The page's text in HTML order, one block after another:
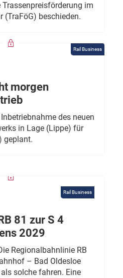
Trassenpreisförderung im
(TraFöG) beschieden.
Rail Business
morgen
des neuen
in Lage (Lippe) für
geplant.
Rail Business
81 zur S 4
2029
Regionalbahnlinie RB
– Bad Oldesloe
solche fahren. Eine